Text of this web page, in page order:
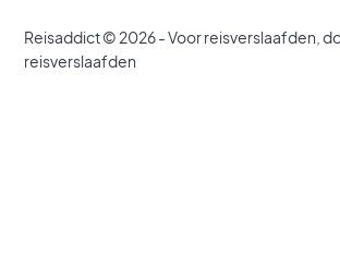
Reisaddict © 2026 - Voor reisverslaafden,
reisverslaafden